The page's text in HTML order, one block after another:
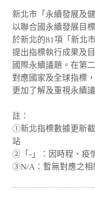
新北市「永續發展及
以聯合國永續發展目
於新北的81項「新北
提出指標執行成果及
國際永續議題。在第
對應國家及全球指標
更加了解及重視永續議
註：
①新北指標數據更新
站
②「-」：因時程、疫
③N/A：暫無對應之相